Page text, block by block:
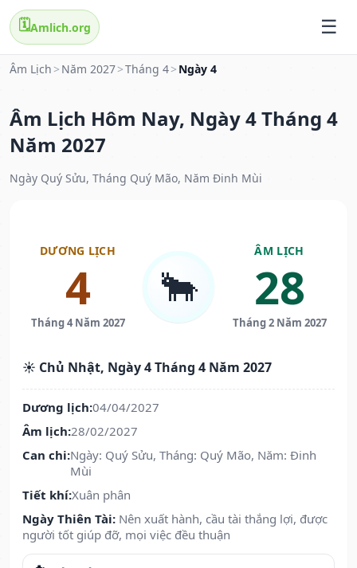
🗓️Amlich.org
Âm Lịch > Năm 2027>Tháng 4> Ngày 4
Âm Lịch Hôm Nay, Ngày 4 Tháng 4
Năm 2027
Ngày Quý Sửu, Tháng Quý Mão, Năm Đinh Mùi
DƯƠNG LỊCH
4
Tháng 4 Năm 2027
🐂
ÂM LỊCH
28
Tháng 2 Năm 2027
☀️ Chủ Nhật, Ngày 4 Tháng 4 Năm 2027
Dương lịch:04/04/2027
Âm lịch:28/02/2027
Can chi:Ngày: Quý Sửu, Tháng: Quý Mão, Năm: Đinh
Mùi
Tiết khí:Xuân phân
Ngày Thiên Tài: Nên xuất hành, cầu tài thắng lợi, được
người tốt giúp đỡ, mọi việc đều thuận